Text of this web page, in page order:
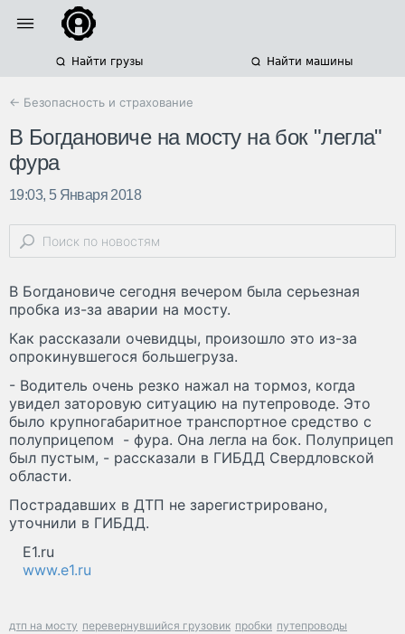
Найти грузы Найти машины
← Безопасность и страхование
В Богдановиче на мосту на бок "легла"
фура
19:03, 5 Января 2018
В Богдановиче сегодня вечером была серьезная
пробка из-за аварии на мосту.
Как рассказали очевидцы, произошло это из-за
опрокинувшегося большегруза.
- Водитель очень резко нажал на тормоз, когда
увидел заторовую ситуацию на путепроводе. Это
было крупногабаритное транспортное средство с
полуприцепом - фура. Она легла на бок. Полуприцеп
был пустым, - рассказали в ГИБДД Свердловской
области.
Пострадавших в ДТП не зарегистрировано,
уточнили в ГИБДД.
E1.ru
www.e1.ru
дтп на мосту перевернувшийся грузовик пробки путепроводы